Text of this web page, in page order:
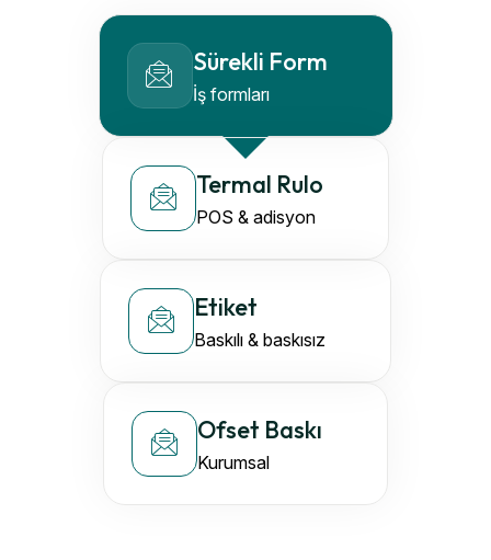
Sürekli Form
İş formları
Termal Rulo
POS & adisyon
Etiket
Baskılı & baskısız
Ofset Baskı
Kurumsal